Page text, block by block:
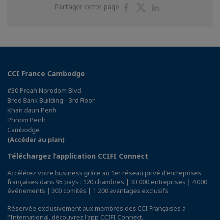
Partager cette page
PartagerPartager
CCI France Cambodge
#30 Preah Norodom Blvd
Bred Bank Building - 3rd Floor
Khan daun Penh
Phnom Penh
Cambodge
(Accéder au plan)
Téléchargez l’application CCIFI Connect
Accélérez votre business grâce au 1er réseau privé d'entreprises
françaises dans 95 pays : 120 chambres | 33 000 entreprises | 4 000
événements | 300 comités | 1 200 avantages exclusifs
Réservée exclusivement aux membres des CCI Françaises à
l'International, découvrez l'app CCIFI Connect.